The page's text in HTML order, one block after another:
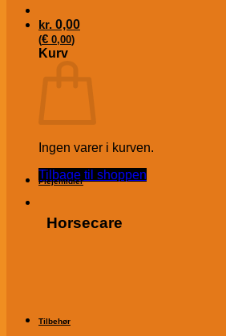
kr. 0,00
(€ 0,00)
Kurv
Ingen varer i kurven.
Tilbage til shoppen
Plejemidler
Horsecare
Tilbehør